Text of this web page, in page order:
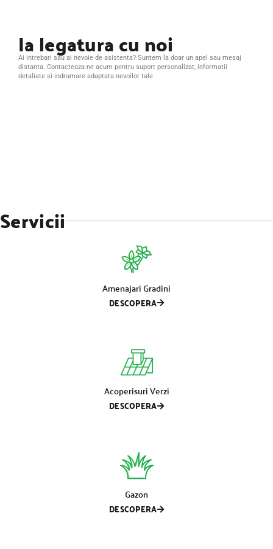
Ia legatura cu noi
Ai intrebari sau ai nevoie de asistenta? Suntem la doar un apel sau mesaj
distanta. Contacteaza-ne acum pentru suport personalizat, informatii
detaliate si indrumare adaptata nevoilor tale.
Servicii
Amenajari Gradini
DESCOPERA
Acoperisuri Verzi
DESCOPERA
Gazon
DESCOPERA